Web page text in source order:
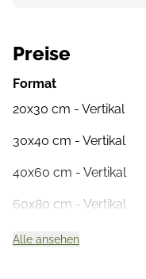
Preise
Format
20x30 cm - Vertikal
30x40 cm - Vertikal
40x60 cm - Vertikal
60x80 cm - Vertikal
Alle ansehen